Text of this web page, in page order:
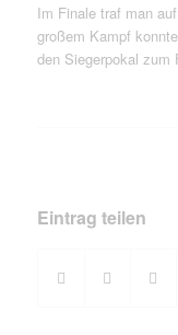
Im Finale traf man
großem Kampf
den Siegerpokal zum
Eintrag teilen